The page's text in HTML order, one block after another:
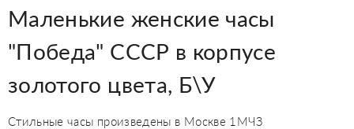
Маленькие женские часы
"Победа" СССР в корпусе
золотого цвета, Б\У
Стильные часы произведены в Москве 1МЧЗ